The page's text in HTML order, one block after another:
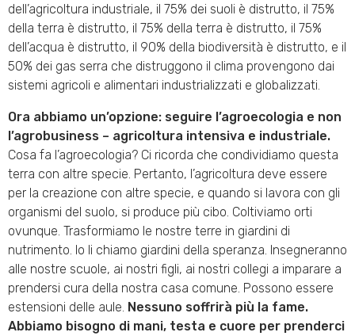
dell’agricoltura industriale, il 75% dei suoli è distrutto, il 75%
della terra è distrutto, il 75% della terra è distrutto, il 75%
dell’acqua è distrutto, il 90% della biodiversità è distrutto, e il
50% dei gas serra che distruggono il clima provengono dai
sistemi agricoli e alimentari industrializzati e globalizzati.
Ora abbiamo un’opzione: seguire l’agroecologia e non
l’agrobusiness – agricoltura intensiva e industriale.
Cosa fa l’agroecologia? Ci ricorda che condividiamo questa
terra con altre specie. Pertanto, l’agricoltura deve essere
per la creazione con altre specie, e quando si lavora con gli
organismi del suolo, si produce più cibo. Coltiviamo orti
ovunque. Trasformiamo le nostre terre in giardini di
nutrimento. Io li chiamo giardini della speranza. Insegneranno
alle nostre scuole, ai nostri figli, ai nostri collegi a imparare a
prendersi cura della nostra casa comune. Possono essere
estensioni delle aule. Nessuno soffrirà più la fame.
Abbiamo bisogno di mani, testa e cuore per prenderci